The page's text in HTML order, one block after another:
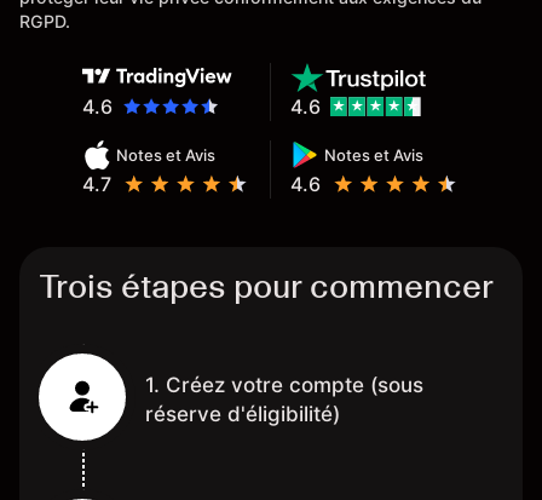
RGPD.
4.6
Notes et Avis
4.7
Notes et Avis
4.6
4.6
Trois étapes pour commencer
1. Créez votre compte (sous
réserve d'éligibilité)